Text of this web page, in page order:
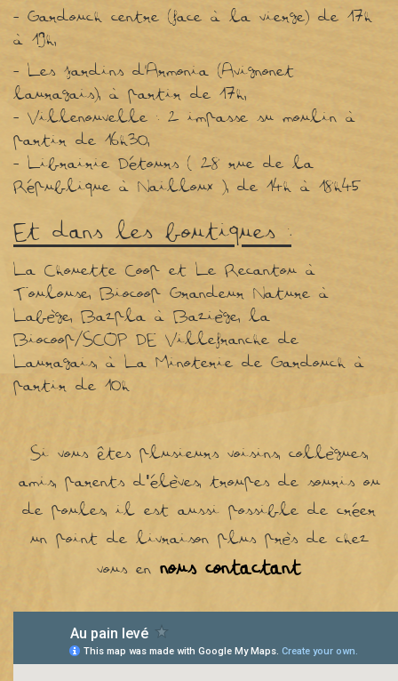
- Gardouch centre (face à la vierge) de 17h
à 19h,
- Les jardins d’Armonia (Avignonet
lauragais), à partir de 17h,
- Villenouvelle : 2 impasse su moulin à
partir de 16h30,
- Librairie Détours ( 28 rue de la
République à Nailloux ), de 14h à 18h45
Et dans les boutiques :
La Chouette Coop et Le Recantou à
Toulouse, Biocoop Grandeur Nature à
Labège, Bazpla à Baziège, la
Biocoop/SCOP DE Villefranche de
Lauragais, à La Minoterie de Gardouch à
partir de 10h
Si vous êtes plusieurs voisins, collègues,
amis, parents d'élèves, troupes de souris ou
de poules, il est aussi possible de créer
un point de livraison plus près de chez
vous en nous contactant.